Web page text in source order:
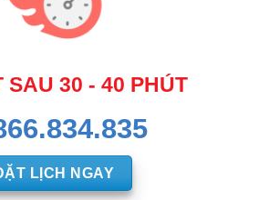
SAU 30 - 40 PHÚT
LỊCH NGAY